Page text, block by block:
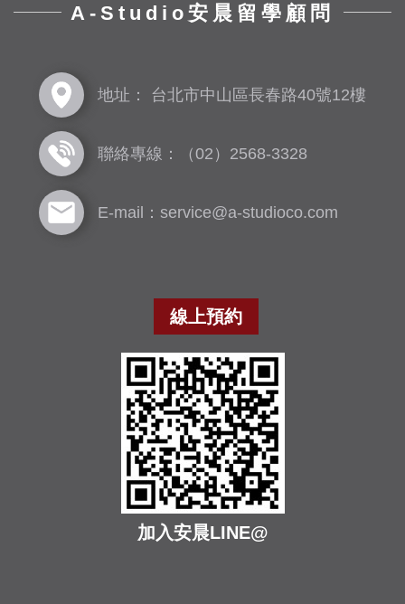
A-Studio安晨留學顧問
地址： 台北市中山區長春路40號12樓
聯絡專線：（02）2568-3328
E-mail：service@a-studioco.com
線上預約
加入安晨LINE@